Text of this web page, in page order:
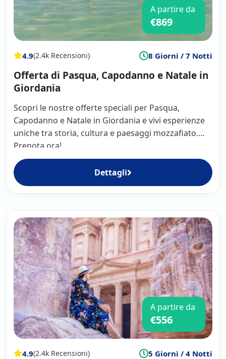
A partire da
€869
4.9(2.4k Recensioni) 8 Giorni / 7 Notti
Offerta di Pasqua, Capodanno e Natale in
Giordania
Scopri le nostre offerte speciali per Pasqua,
Capodanno e Natale in Giordania e vivi esperienze
uniche tra storia, cultura e paesaggi mozzafiato.
Prenota ora!
Dettagli
A partire da
€556
4.9(2.4k Recensioni) 5 Giorni / 4 Notti